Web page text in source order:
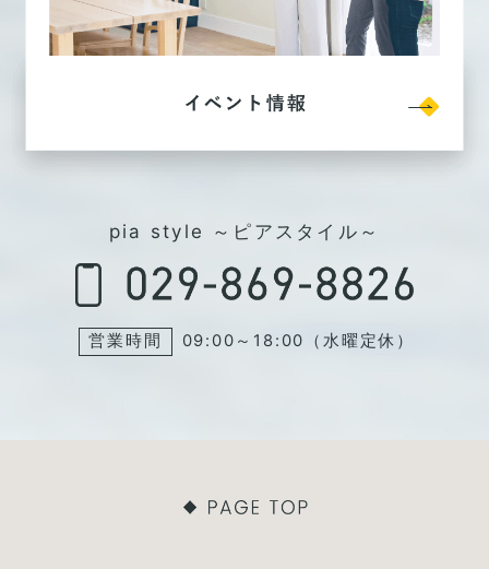
pia style ～ピアスタイル～
営業時間 09:00～18:00（水曜定休）